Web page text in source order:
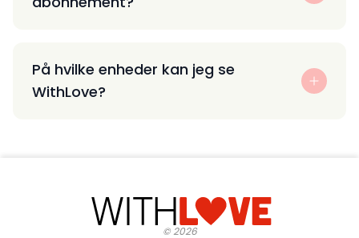
På hvilke enheder kan jeg se
WithLove?
©2026